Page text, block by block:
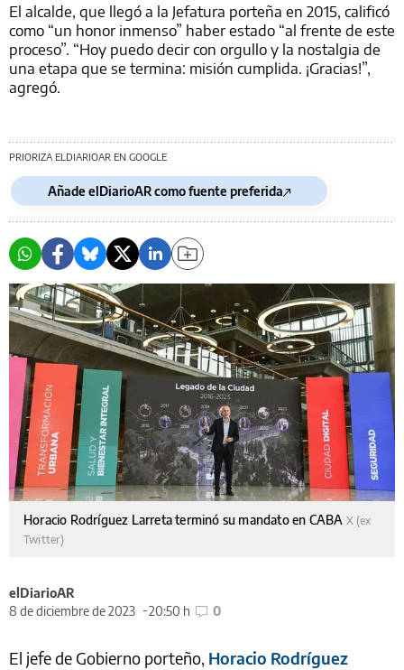
El alcalde, que llegó a la Jefatura porteña en 2015, calificó
como “un honor inmenso” haber estado “al frente de este
proceso”. “Hoy puedo decir con orgullo y la nostalgia de
una etapa que se termina: misión cumplida. ¡Gracias!”,
agregó.
PRIORIZA ELDIARIOAR EN GOOGLE
Añade elDiarioAR como fuente preferida
Horacio Rodríguez Larreta terminó su mandato en CABA X (ex
Twitter)
elDiarioAR
8 de diciembre de 2023
20:50 h 0
El jefe de Gobierno porteño, Horacio Rodríguez